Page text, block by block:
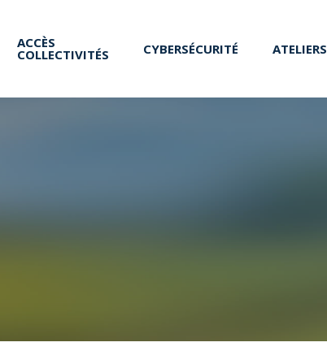
ACCÈS
COLLECTIVITÉS CYBERSÉCURITÉ ATELIERS